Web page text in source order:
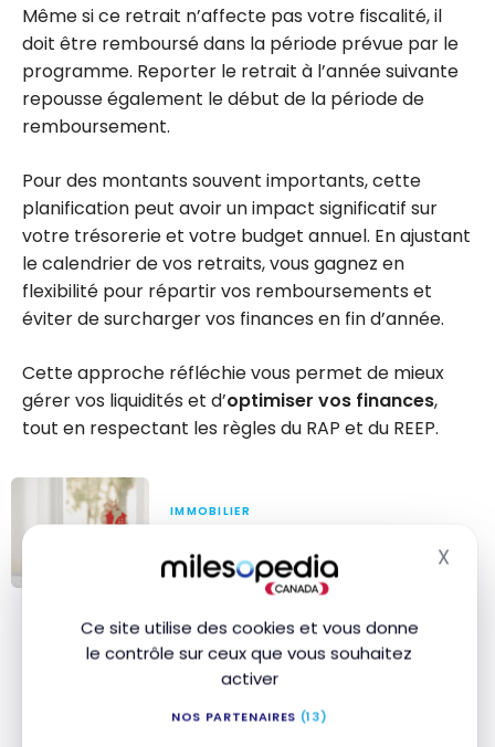
Ce site utilise des cookies et vous donne
le contrôle sur ceux que vous souhaitez
activer
NOS PARTENAIRES (13)
X
Même si ce retrait n’affecte pas votre fiscalité, il
doit être remboursé dans la période prévue par le
programme. Reporter le retrait à l’année suivante
repousse également le début de la période de
remboursement.
Pour des montants souvent importants, cette
planification peut avoir un impact significatif sur
votre trésorerie et votre budget annuel. En ajustant
le calendrier de vos retraits, vous gagnez en
flexibilité pour répartir vos remboursements et
éviter de surcharger vos finances en fin d’année.
Cette approche réfléchie vous permet de mieux
gérer vos liquidités et d’optimiser vos finances,
tout en respectant les règles du RAP et du REEP.
l’achat d’une
première
IMMOBILIER
première maison au Canada
7. Faire un retrait du CELI
avant la fin de l’année peut être avantageux.